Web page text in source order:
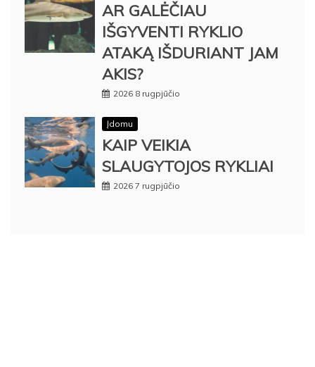
AR GALĖČIAU
IŠGYVENTI RYKLIO
ATAKĄ IŠDURIANT JAM
AKIS?
2026 8 rugpjūčio
Įdomu
KAIP VEIKIA
SLAUGYTOJOS RYKLIAI
2026 7 rugpjūčio